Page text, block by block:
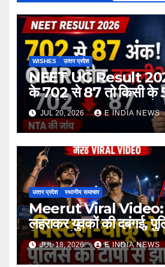
WISHES उत्‍तर प्रदेश
NEET UG Result
के 702 से 87 तो किसी के
अंक होने का दावा, NTA ने
JUL 20, 2026 E INDIA NEWS
उत्‍तर प्रदेश स्थानीय समाचार
Meerut Viral Video:
लहराकर युवकों की दबंगई,
दिखाया रौब
JUL 18, 2026 E INDIA NEWS